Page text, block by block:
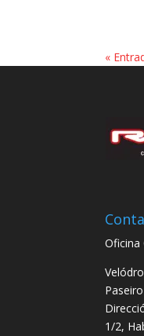
«
Oficina
Paseiro
1/2,